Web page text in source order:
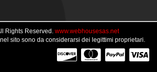
Rights Reserved. www.webhousesas.net
sito sono da considerarsi dei legittimi proprietari.